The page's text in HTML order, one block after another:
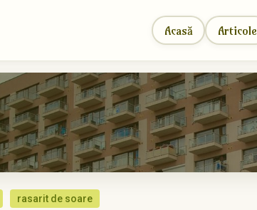
Acasă Articole
rasarit de soare